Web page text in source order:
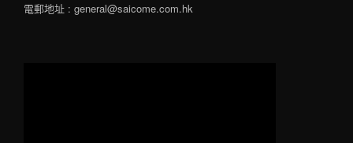
電郵地址 : general@saicome.com.hk